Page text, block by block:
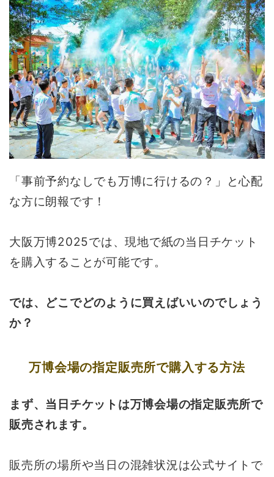
「事前予約なしでも万博に行けるの？」と心配
な方に朗報です！
大阪万博2025では、現地で紙の当日チケット
を購入することが可能です。
では、どこでどのように買えばいいのでしょう
か？
万博会場の指定販売所で購入する方法
まず、当日チケットは万博会場の指定販売所で
販売されます。
販売所の場所や当日の混雑状況は公式サイトで